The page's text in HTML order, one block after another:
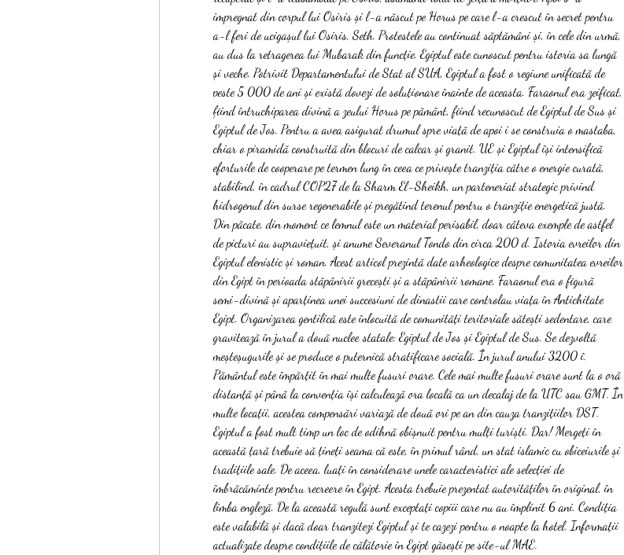
impregnat din corpul lui Osiris și l-a născut pe Horus pe care l-a crescut în secret pentru
a-l feri de ucigașul lui Osiris, Seth. Protestele au continuat săptămâni și, în cele din urmă,
au dus la retragerea lui Mubarak din funcție. Egiptul este cunoscut pentru istoria sa lungă
și veche. Potrivit Departamentului de Stat al SUA, Egiptul a fost o regiune unificată de
peste 5 000 de ani și există dovezi de soluționare înainte de aceasta. Faraonul era zeificat,
fiind întruchiparea divină a zeului Horus pe pământ, fiind recunoscut de Egiptul de Sus și
Egiptul de Jos. Pentru a avea asigurat drumul spre viață de apoi i se construia o mastaba,
chiar o piramidă construită din blocuri de calcar și granit. UE și Egiptul își intensifică
eforturile de cooperare pe termen lung în ceea ce privește tranziția către o energie curată,
stabilind, în cadrul COP27 de la Sharm El-Sheikh, un parteneriat strategic privind
hidrogenul din surse regenerabile și pregătind terenul pentru o tranziție energetică justă.
Din păcate, din moment ce lemnul este un material perisabil, doar câteva exemple de astfel
de picturi au supraviețuit, și anume Severanul Tondo din circa 200 d. Istoria evreilor din
Egiptul elenistic și roman. Acest articol prezintă date arheologice despre comunitatea evreilor
din Egipt în perioada stăpânirii grecești și a stăpânirii romane. Faraonul era o figură
semi-divină și aparținea unei succesiuni de dinastii care controlau viața în Antichitate
Egipt. Organizarea gentilică este înlocuită de comunități teritoriale sătești sedentare, care
gravitează în jurul a două nuclee statale: Egiptul de Jos și Egiptul de Sus. Se dezvoltă
meșteșugurile și se produce o puternică stratificare socială. În jurul anului 3200 î.
Pământul este împărțit în mai multe fusuri orare. Cele mai multe fusuri orare sunt la o oră
distanță și până la convenția își calculează ora locală ca un decalaj de la UTC sau GMT. În
multe locații, acestea compensări variază de două ori pe an din cauza tranzițiilor DST.
Egiptul a fost mult timp un loc de odihnă obișnuit pentru mulți turiști. Dar! Mergeți în
această țară trebuie să țineți seama că este, în primul rând, un stat islamic cu obiceiurile și
tradițiile sale. De aceea, luați în considerare unele caracteristici ale selecției de
îmbrăcăminte pentru recreere în Egipt. Acesta trebuie prezentat autorităților în original, în
limba engleză. De la această regulă sunt exceptați copiii care nu au împlinit 6 ani. Condiția
este valabilă și dacă doar tranzitezi Egiptul și te cazezi pentru o noapte la hotel. Informații
actualizate despre condițiile de călătorie în Egipt găsești pe site-ul MAE.